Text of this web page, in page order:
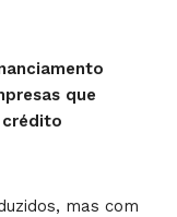
que
crédito
mas com